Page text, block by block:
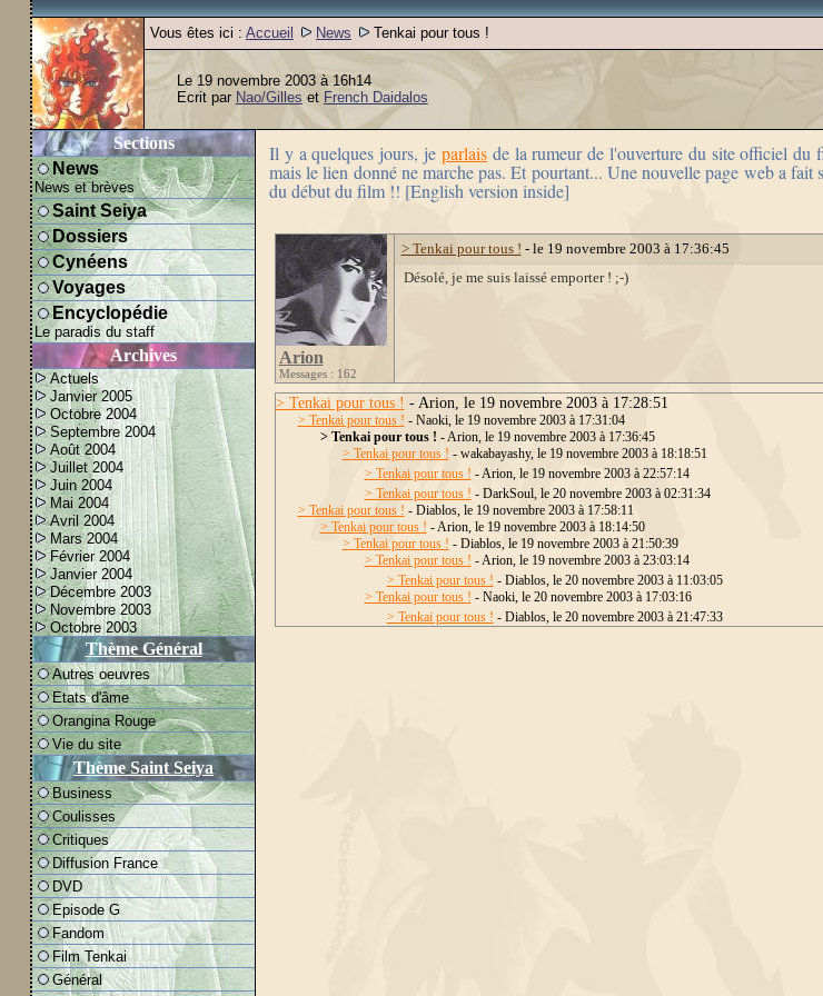
Vous êtes ici : Accueil News Tenkai pour tous !
Le 19 novembre 2003 à 16h14
Ecrit par Nao/Gilles et French Daidalos
Sections
News
News et brèves
Saint Seiya
Dossiers
Cynéens
Voyages
Encyclopédie
Le paradis du staff
Archives
Actuels
Janvier 2005
Octobre 2004
Septembre 2004
Août 2004
Juillet 2004
Juin 2004
Mai 2004
Avril 2004
Mars 2004
Février 2004
Janvier 2004
Décembre 2003
Novembre 2003
Octobre 2003
Thème Général
Autres oeuvres
Etats d'âme
Orangina Rouge
Vie du site
Thème Saint Seiya
Business
Coulisses
Critiques
Diffusion France
DVD
Episode G
Fandom
Film Tenkai
Général
Il y a quelques jours, je parlaisde la rumeur de l'ouverture du site officiel du
mais le lien donné ne marche pas. Et pourtant... Une nouvelle page web a
du début du film !! [English version inside]
Arion
Messages : 162
> Tenkai pour tous ! - le 19 novembre 2003 à 17:36:45
Désolé, je me suis laissé emporter ! ;-)
> Tenkai pour tous ! - Arion, le 19 novembre 2003 à 17:28:51
> Tenkai pour tous ! - Naoki, le 19 novembre 2003 à 17:31:04
> Tenkai pour tous ! - Arion, le 19 novembre 2003 à 17:36:45
> Tenkai pour tous ! - wakabayashy, le 19 novembre 2003 à 18:18:51
> Tenkai pour tous ! - Arion, le 19 novembre 2003 à 22:57:14
> Tenkai pour tous ! - DarkSoul, le 20 novembre 2003 à 02:31:34
> Tenkai pour tous ! - Diablos, le 19 novembre 2003 à 17:58:11
> Tenkai pour tous ! - Arion, le 19 novembre 2003 à 18:14:50
> Tenkai pour tous ! - Diablos, le 19 novembre 2003 à 21:50:39
> Tenkai pour tous ! - Arion, le 19 novembre 2003 à 23:03:14
> Tenkai pour tous ! - Diablos, le 20 novembre 2003 à 11:03:05
> Tenkai pour tous ! - Naoki, le 20 novembre 2003 à 17:03:16
> Tenkai pour tous ! - Diablos, le 20 novembre 2003 à 21:47:33